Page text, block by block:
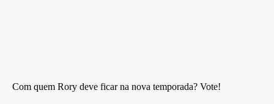
Com quem Rory deve ficar na nova temporada? Vote!